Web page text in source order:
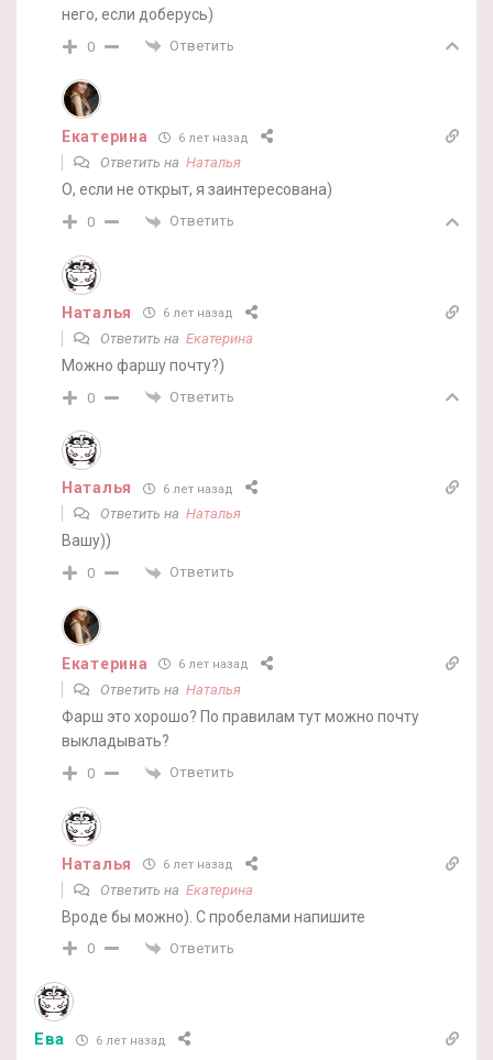
него, если доберусь)
0 Ответить
Екатерина 6 лет назад
Ответить на Наталья
О, если не открыт, я заинтересована)
0 Ответить
Наталья 6 лет назад
Ответить на Екатерина
Можно фаршу почту?)
0 Ответить
Наталья 6 лет назад
Ответить на Наталья
Вашу))
0 Ответить
Екатерина 6 лет назад
Ответить на Наталья
Фарш это хорошо? По правилам тут можно почту
выкладывать?
0 Ответить
Наталья 6 лет назад
Ответить на Екатерина
Вроде бы можно). С пробелами напишите
0 Ответить
Ева 6 лет назад